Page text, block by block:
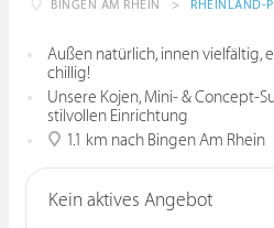
BINGEN AM RHEIN > RHEINLAND-
Außen natürlich, innen vielfältig,
chillig!
Unsere Kojen, Mini- & Concept-
stilvollen Einrichtung
1.1 km nach Bingen Am Rhein
Kein aktives Angebot